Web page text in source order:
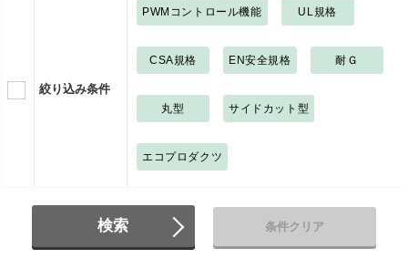
絞り込み条件
PWMコントロール機能 UL規格
CSA規格 EN安全規格 耐Ｇ
丸型 サイドカット型
エコプロダクツ
検索 条件クリア